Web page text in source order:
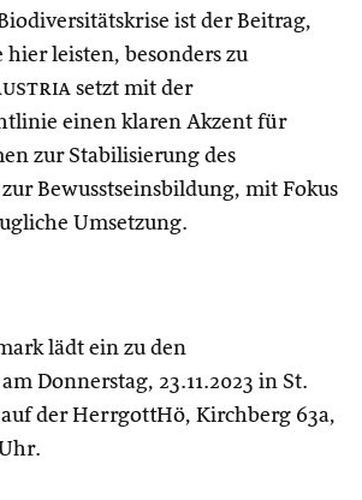
ist der Beitrag,
leisten, besonders zu
setzt mit der
einen klaren Akzent für
zur Stabilisierung des
Bewusstseinsbildung, mit Fokus
Umsetzung.
lädt ein zu den
Donnerstag, 23.11.2023 in St.
der HerrgottHö, Kirchberg 63a,